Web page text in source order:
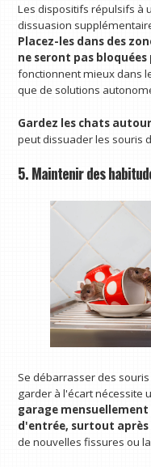
Les dispositifs répulsifs à
dissuasion
Placez-les dans des
ne seront pas
fonctionnent mieux dans
que de solutions
Gardez les chats
peut dissuader les souris
5. Maintenir des
Se débarrasser des
garder à l'écart nécessite
garage
d'entrée, surtout après
de nouvelles fissures ou